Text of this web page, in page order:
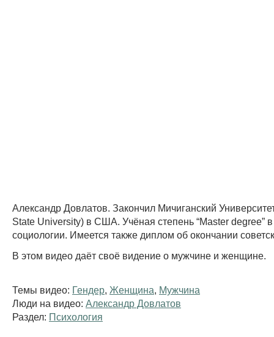
Александр Довлатов. Закончил Мичиганский
State University) в США. Учёная степень “Master degree” в
социологии. Имеется также диплом об окончании
В этом видео даёт своё видение о мужчине и женщине.
Темы видео: Гендер Женщина Мужчина
Люди на видео: Александр Довлатов
Раздел: Психология